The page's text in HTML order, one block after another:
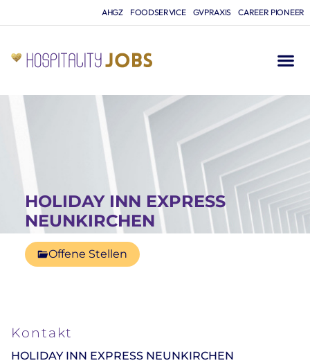
AHGZ FOODSERVICE GVPRAXIS CAREER PIONEER
HOLIDAY INN EXPRESS
NEUNKIRCHEN
Offene Stellen
Kontakt
HOLIDAY INN EXPRESS NEUNKIRCHEN